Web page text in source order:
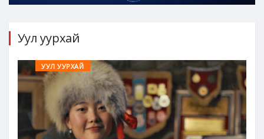
Уул уурхай
УУЛ УУРХАЙ